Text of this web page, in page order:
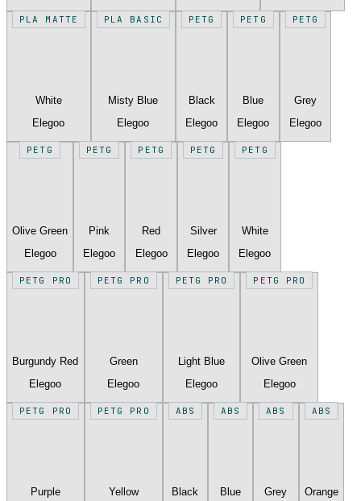
PLA MATTE
White
Elegoo
PLA BASIC
Misty Blue
Elegoo
PETG
Black
Elegoo
PETG
Blue
Elegoo
PETG
Grey
Elegoo
PETG
Olive Green
Elegoo
PETG
Pink
Elegoo
PETG
Red
Elegoo
PETG
Silver
Elegoo
PETG
White
Elegoo
PETG PRO
Burgundy Red
Elegoo
PETG PRO
Green
Elegoo
PETG PRO
Light Blue
Elegoo
PETG PRO
Olive Green
Elegoo
PETG PRO
Purple
PETG PRO
Yellow
ABS
Black
ABS
Blue
ABS
Grey
ABS
Orange